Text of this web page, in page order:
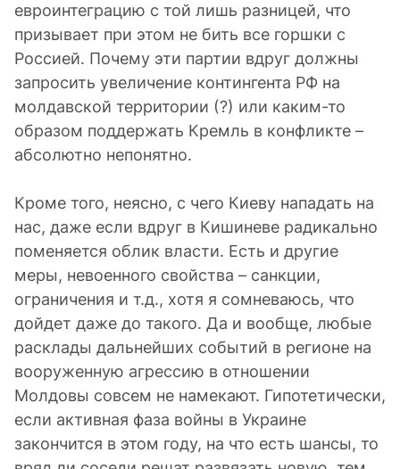
евроинтеграцию с той лишь разницей, что
призывает при этом не бить все горшки с
Россией. Почему эти партии вдруг должны
запросить увеличение контингента РФ на
молдавской территории (?) или каким-то
образом поддержать Кремль в конфликте –
абсолютно непонятно.
Кроме того, неясно, с чего Киеву нападать на
нас, даже если вдруг в Кишиневе радикально
поменяется облик власти. Есть и другие
меры, невоенного свойства – санкции,
ограничения и т.д., хотя я сомневаюсь, что
дойдет даже до такого. Да и вообще, любые
расклады дальнейших событий в регионе на
вооруженную агрессию в отношении
Молдовы совсем не намекают. Гипотетически,
если активная фаза войны в Украине
закончится в этом году, на что есть шансы, то